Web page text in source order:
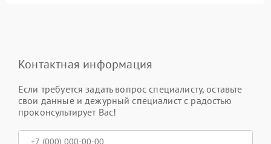
Контактная информация
Если требуется задать вопрос специалисту, оставьте
свои данные и дежурный специалист с радостью
проконсультирует Вас!